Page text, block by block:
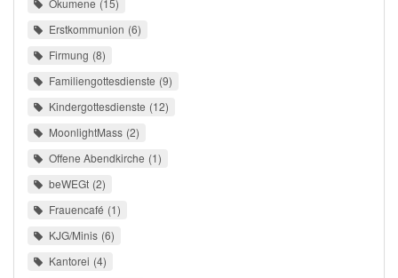
Ökumene 15
Erstkommunion 6
Firmung 8
Familiengottesdienste 9
Kindergottesdienste 12
MoonlightMass 2
Offene Abendkirche 1
beWEGt 2
Frauencafé 1
KJG/Minis 6
Kantorei 4